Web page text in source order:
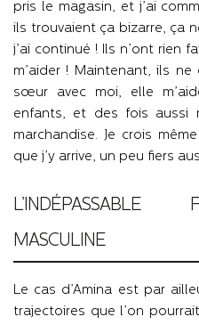
pris le magasin, et j’ai
ils trouvaient ça bizarre, ça
j’ai continué ! Ils n’ont rien
m’aider ! Maintenant, ils ne
sœur avec moi, elle
enfants, et des fois aussi
marchandise. Je crois
que j’y arrive, un peu fiers
L’INDÉPASSABLE
MASCULINE
Le cas d’Amina est par
trajectoires que l’on